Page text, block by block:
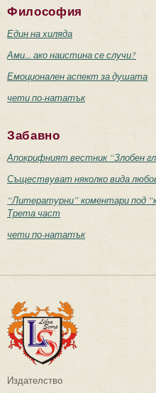
Философия
Един на хиляда
Ами... ако наистина се случи?
Емоционален аспект за душата
чети по-нататък
Забавно
Апокрифният вестник “Злобен
Съществуват няколко вида
“Литературни” коментари под
Трета част
чети по-нататък
Издателство